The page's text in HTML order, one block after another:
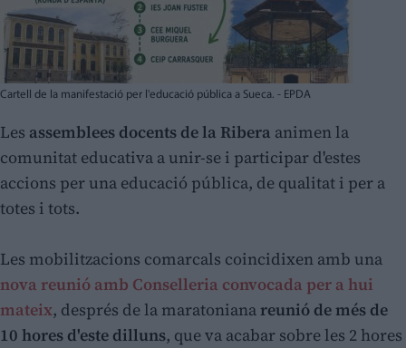
Cartell de la manifestació per l'educació pública a Sueca. - EPDA
Les assemblees docents de la Ribera animen la
comunitat educativa a unir-se i participar d'estes
accions per una educació pública, de qualitat i per a
totes i tots.
Les mobilitzacions comarcals coincidixen amb una
nova reunió amb Conselleria convocada per a hui
mateix, després de la maratonianareunió de més de
10 hores d'este dilluns, que va acabar sobre les 2 hores